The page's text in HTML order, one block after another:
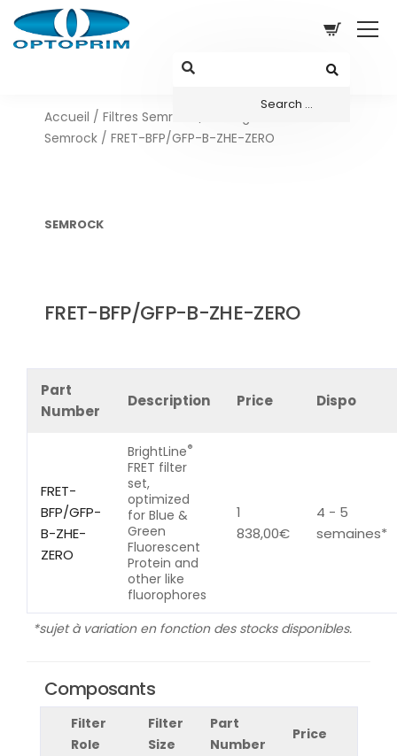
Accueil / Filtres Semrock
Semrock / FRET-BFP/GFP-B-ZHE-ZERO
SEMROCK
FRET-BFP/GFP-B-ZHE-ZERO
Part
Number
Description Price Dispo
FRET-
BFP/GFP-
B-ZHE-
ZERO
BrightLine®
FRET filter
set,
optimized
for Blue &
Green
Fluorescent
Protein and
other like
fluorophores
1
838,00€
4 - 5
semaines*
*sujet à variation en fonction des stocks disponibles.
Composants
Filter
Role
Filter
Size
Part
Number
Price